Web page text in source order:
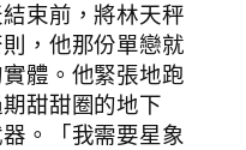
束前，將林天秤
，他那份單戀就
體。他緊張地跑
甜甜圈的地下
。「我需要星象